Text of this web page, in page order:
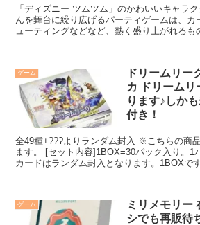
「ディズニー ツムツム」のかわいいキャラ
んを舞台に繰り広げるパーティゲームは、カ
ューティングなどなど、熱く盛り上がれるも
ゲーム
ドリームリー
カ ドリーム
ります♪しか
付き！
全49種+???よりランダム封入 ※こちらの商
ます。 [セット内容]1BOX=30パック入り。1
カードはランダム封入となります。1BOXで
ゲーム
ミリメモリー
シでも再販待